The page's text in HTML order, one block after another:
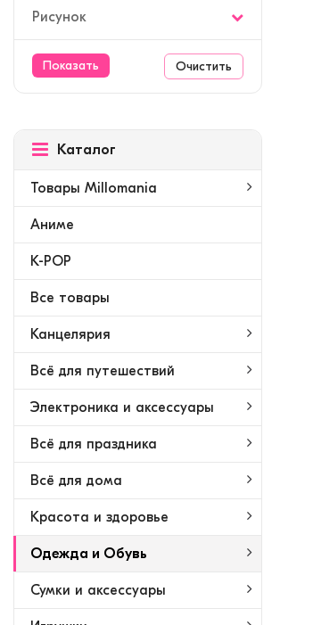
Рисунок
Очистить
Каталог
Товары Millomania
Аниме
K-POP
Bсе товары
Канцелярия
Всё для путешествий
Электроника и аксессуары
Всё для праздника
Всё для дома
Красота и здоровье
Одежда и Обувь
Сумки и аксессуары